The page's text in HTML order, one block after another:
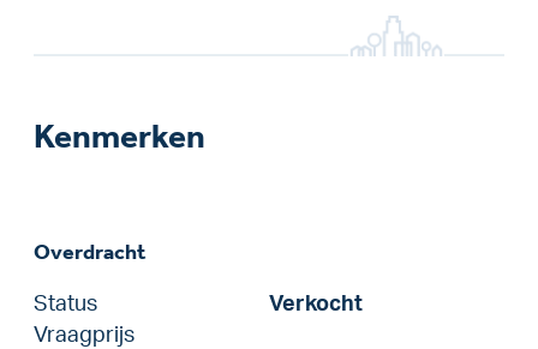
Kenmerken
Overdracht
Status
Verkocht
Vraagprijs